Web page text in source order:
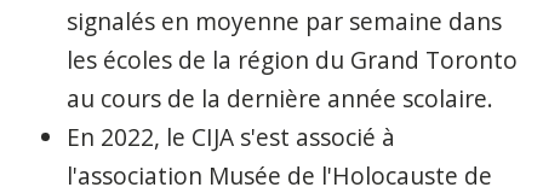
signalés en moyenne par semaine dans
les écoles de la région du Grand Toronto
au cours de la dernière année scolaire.
En 2022, le CIJA s'est associé à
l'association Musée de l'Holocauste de